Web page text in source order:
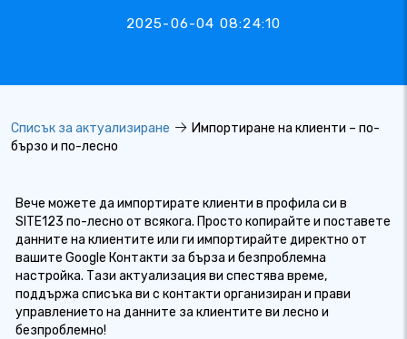
2025-06-04 08:24:10
Списък за актуализиране
Импортиране на клиенти – по-
бързо и по-лесно
Вече можете да импортирате клиенти в профила си в
SITE123 по-лесно от всякога. Просто копирайте и поставете
данните на клиентите или ги импортирайте директно от
вашите Google Контакти за бърза и безпроблемна
настройка. Тази актуализация ви спестява време,
поддържа списъка ви с контакти организиран и прави
управлението на данните за клиентите ви лесно и
безпроблемно!